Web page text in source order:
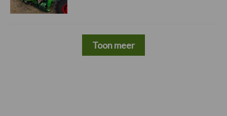
Toon meer